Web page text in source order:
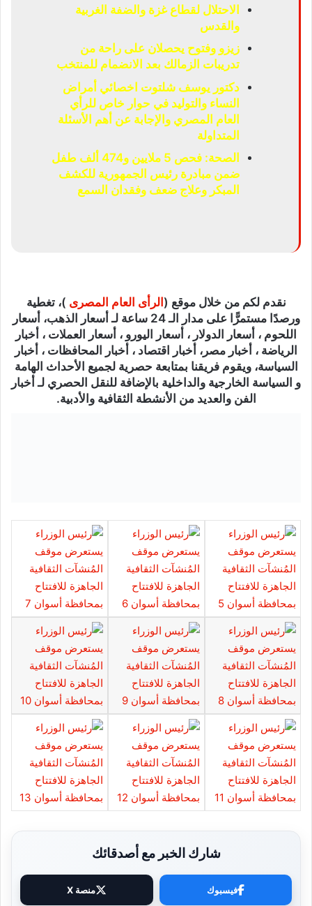
الاحتلال لقطاع غزة والضفة الغربية
والقدس
زيزو وفتوح يحصلان على راحة من
تدريبات الزمالك بعد الانضمام للمنتخب
دكتور يوسف شلتوت اخصائي أمراض
النساء والتوليد في حوار خاص للرأي
العام المصري والإجابة عن أهم الأسئلة
المتداولة
الصحة: فحص 5 ملايين و474 ألف طفل
ضمن مبادرة رئيس الجمهورية للكشف
المبكر وعلاج ضعف وفقدان السمع
نقدم لكم من خلال موقع ( الرأى العام المصرى )، تغطية
ورصدًا مستمرًّا على مدار الـ 24 ساعة لـ أسعار الذهب، أسعار
اللحوم ، أسعار الدولار ، أسعار اليورو ، أسعار العملات ، أخبار
الرياضة ، أخبار مصر، أخبار اقتصاد ، أخبار المحافظات ، أخبار
السياسة، ويقوم فريقنا بمتابعة حصرية لجميع الأحداث الهامة
و السياسة الخارجية والداخلية بالإضافة للنقل الحصري لـ أخبار
الفن والعديد من الأنشطة الثقافية والأدبية.
شارك الخبر مع أصدقائك
فيسبوك منصة X